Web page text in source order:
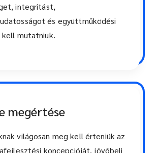
integritást,
és együttműködési
mutatniuk.
megértése
világosan meg kell érteniük az
koncepcióját, jövőbeli